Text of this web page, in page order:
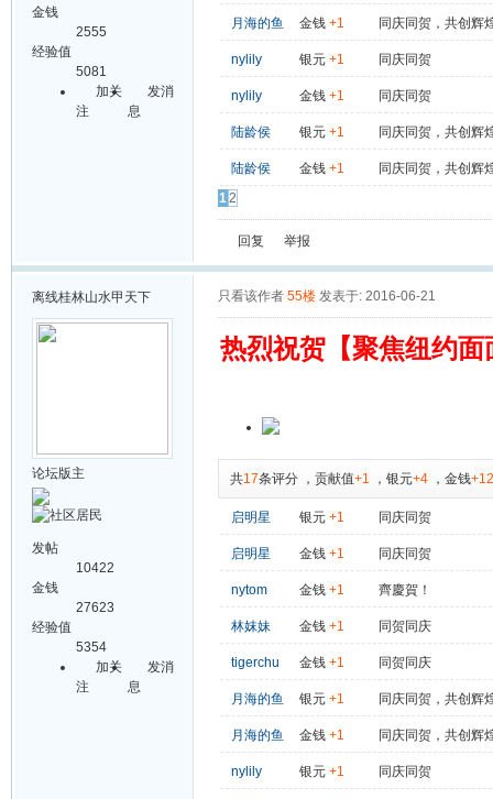
金钱
2555
经验值
5081
加关
注
发消
息
月海的鱼 金钱 +1 同庆同贺，共创辉
nylily 银元 +1 同庆同贺
nylily 金钱 +1 同庆同贺
陆龄侯 银元 +1 同庆同贺，共创辉
陆龄侯 金钱 +1
同庆同贺，共创辉
12
回复 举报
离线桂林山水甲天下
论坛版主
发帖
10422
金钱
27623
经验值
5354
加关
注
发消
息
只看该作者 55楼 发表于: 2016-06-21
热烈祝贺【聚焦纽约
共17条评分 ， 贡献值+1 ， 银元+4 ， 金钱+12
启明星 银元 +1 同庆同贺
启明星 金钱 +1 同庆同贺
nytom 金钱 +1 齊慶賀！
林妺妹 金钱 +1 同贺同庆
tigerchu 金钱 +1 同贺同庆
月海的鱼 银元 +1 同庆同贺，共创辉
月海的鱼 金钱 +1 同庆同贺，共创辉
nylily 银元 +1 同庆同贺